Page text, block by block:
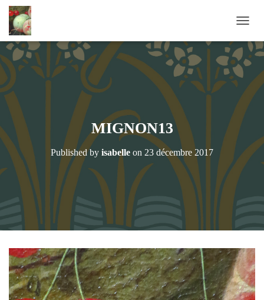
MIGNON13
Published by isabelle on 23 décembre 2017